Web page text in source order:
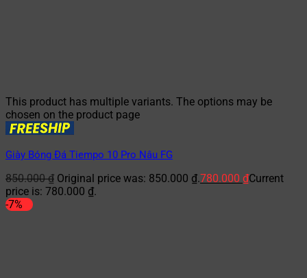
This product has multiple variants. The options may be
chosen on the product page
Giày Bóng Đá Tiempo 10 Pro Nâu FG
850.000₫ Original price was: 850.000 ₫.780.000 ₫Current
price is: 780.000 ₫.
-7%